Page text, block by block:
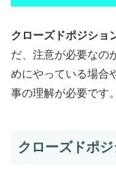
クローズドポジショ
だ、注意が必要なの
めにやっている場合
事の理解が必要です。
クローズドポ